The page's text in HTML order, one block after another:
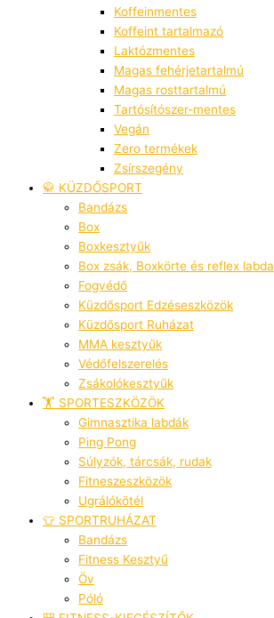
Koffeinmentes
Koffeint tartalmazó
Laktózmentes
Magas fehérjetartalmú
Magas rosttartalmú
Tartósítószer-mentes
Vegán
Zero termékek
Zsírszegény
🥋 KÜZDŐSPORT
Bandázs
Box
Boxkesztyűk
Box zsák, Boxkörte és reflex labda
Fogvédő
Küzdősport Edzéseszközök
Küzdősport Ruházat
MMA kesztyűk
Védőfelszerelés
Zsákolókesztyűk
🏋️ SPORTESZKÖZÖK
Gimnasztika labdák
Ping Pong
Súlyzók, tárcsák, rudak
Fitneszeszközök
Ugrálókötél
👕 SPORTRUHÁZAT
Bandázs
Fitness Kesztyű
Öv
Póló